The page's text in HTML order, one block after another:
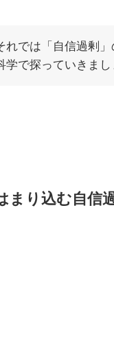
れでは「自信過剰
学で探っていきまし
まり込む自信